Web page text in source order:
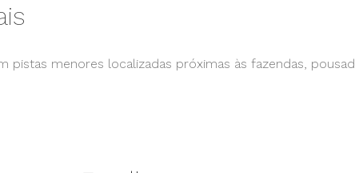
pistas menores localizadas próximas às fazendas,